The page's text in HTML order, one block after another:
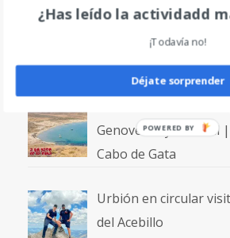
Ascenso a los Picos de
Camping El Forcallo
Genoveses y Mónsul
Cabo de Gata
Urbión en circular
del Acebillo
¿Has leído la actividadd
¡Todavía no!
Déjate sorprender
POWERED